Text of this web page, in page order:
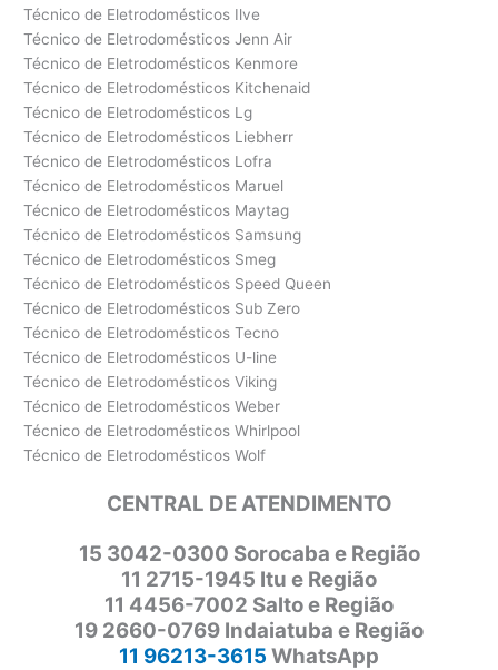
Técnico de Eletrodomésticos Ilve
Técnico de Eletrodomésticos Jenn Air
Técnico de Eletrodomésticos Kenmore
Técnico de Eletrodomésticos Kitchenaid
Técnico de Eletrodomésticos Lg
Técnico de Eletrodomésticos Liebherr
Técnico de Eletrodomésticos Lofra
Técnico de Eletrodomésticos Maruel
Técnico de Eletrodomésticos Maytag
Técnico de Eletrodomésticos Samsung
Técnico de Eletrodomésticos Smeg
Técnico de Eletrodomésticos Speed Queen
Técnico de Eletrodomésticos Sub Zero
Técnico de Eletrodomésticos Tecno
Técnico de Eletrodomésticos U-line
Técnico de Eletrodomésticos Viking
Técnico de Eletrodomésticos Weber
Técnico de Eletrodomésticos Whirlpool
Técnico de Eletrodomésticos Wolf
CENTRAL DE ATENDIMENTO
15 3042-0300 Sorocaba e Região
11 2715-1945 Itu e Região
11 4456-7002 Salto e Região
19 2660-0769 Indaiatuba e Região
11 96213-3615 WhatsApp